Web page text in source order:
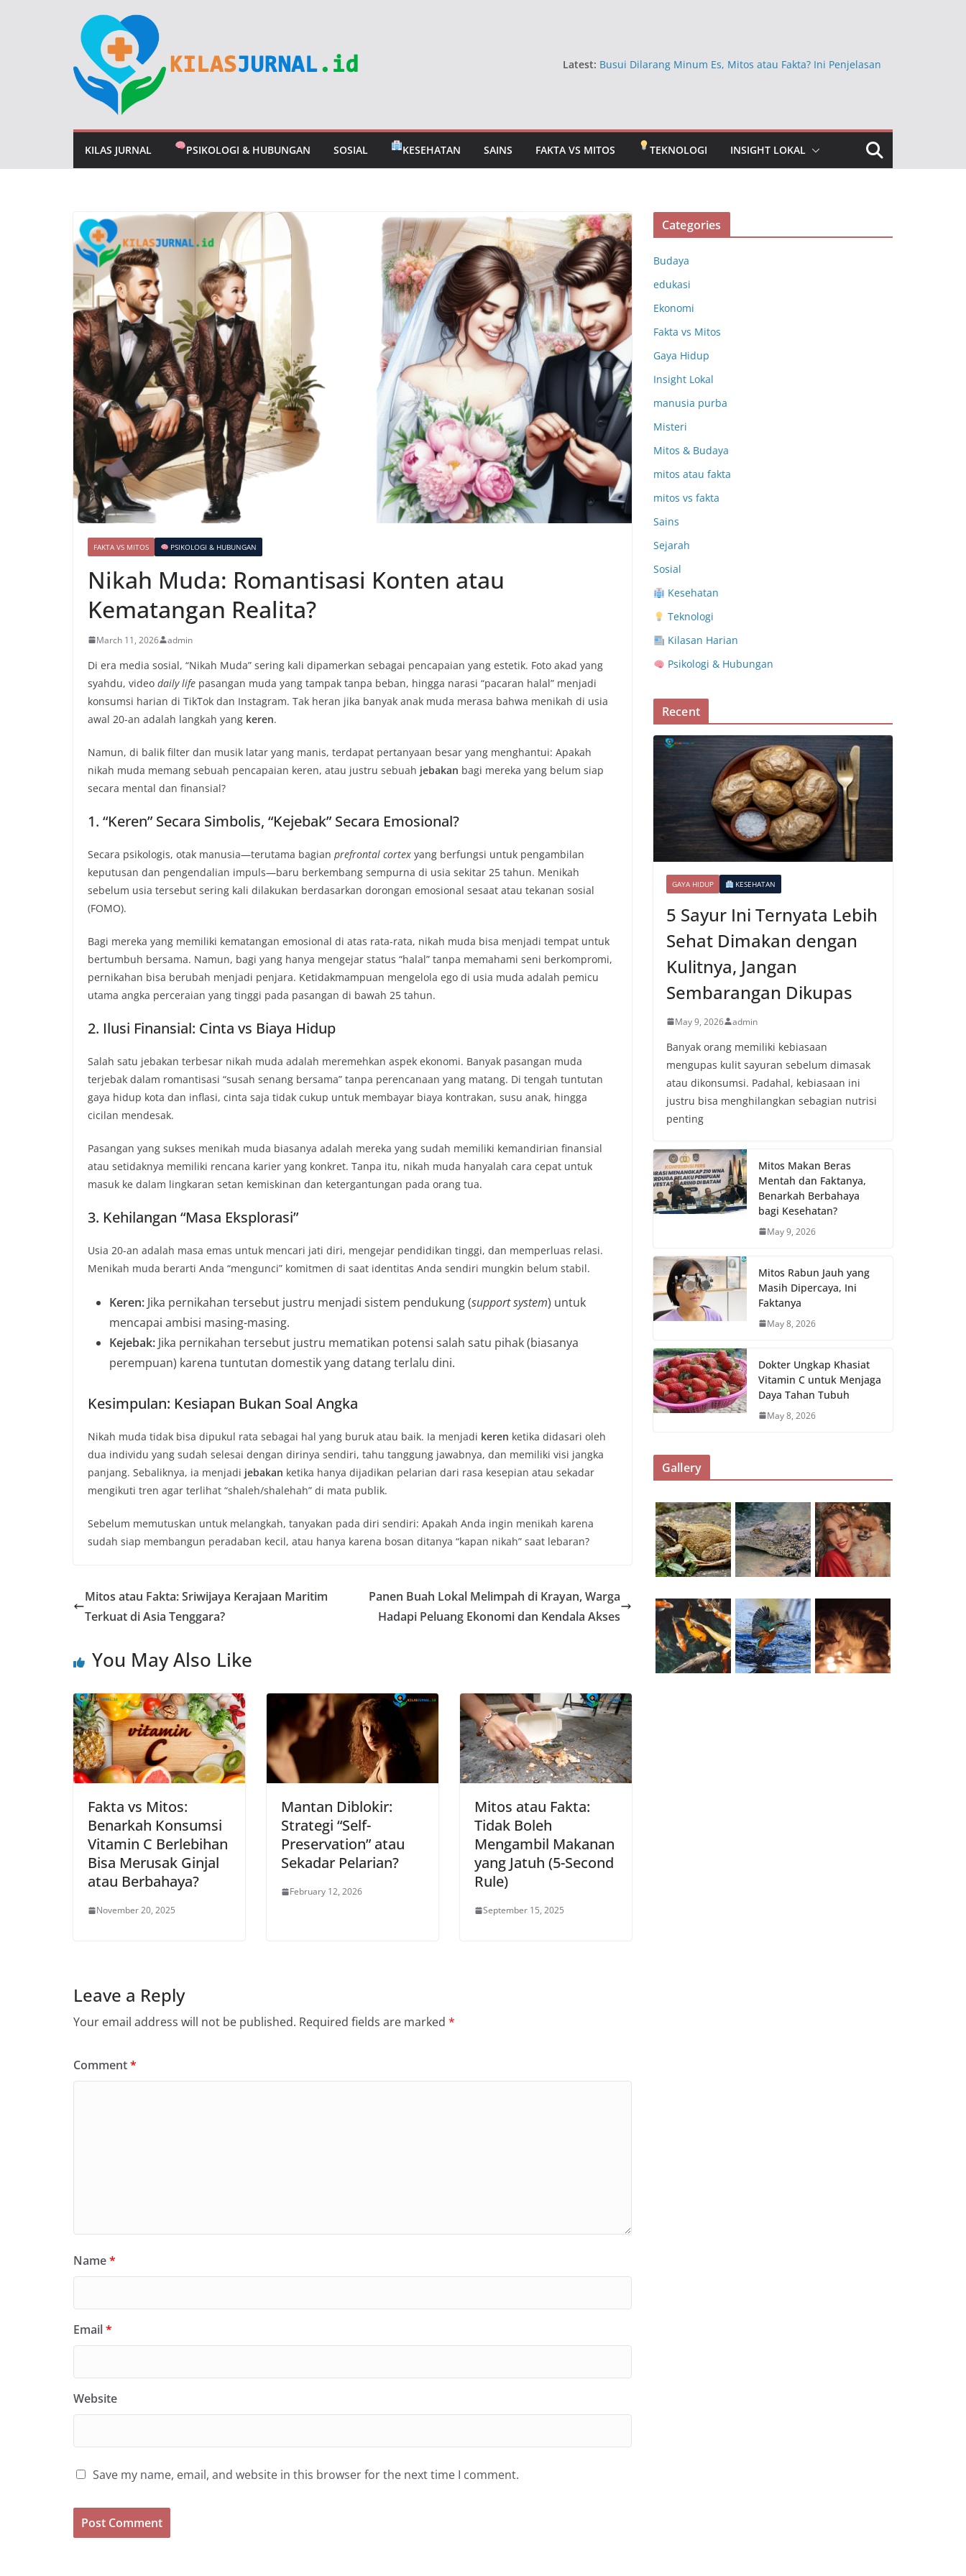
Latest: Busui Dilarang Minum Es, Mitos atau Fakta? Ini Penjelasan
Berbahaya bagi Kesehatan?
Mitos Rabun Jauh yang Masih Dipercaya, Ini Faktanya
Dokter Ungkap Khasiat Vitamin C untuk Menjaga Daya
KILAS JURNAL PSIKOLOGI & HUBUNGAN SOSIAL KESEHATAN SAINS FAKTA VS MITOS TEKNOLOGI INSIGHT LOKAL
FAKTA VS MITOS PSIKOLOGI & HUBUNGAN
Nikah Muda: Romantisasi Konten atau
Kematangan Realita?
March 11, 2026 admin
Di era media sosial, “Nikah Muda” sering kali dipamerkan sebagai pencapaian yang estetik. Foto akad yang
syahdu, video daily life pasangan muda yang tampak tanpa beban, hingga narasi “pacaran halal” menjadi
konsumsi harian di TikTok dan Instagram. Tak heran jika banyak anak muda merasa bahwa menikah di usia
awal 20-an adalah langkah yang keren.
Namun, di balik filter dan musik latar yang manis, terdapat pertanyaan besar yang menghantui: Apakah
nikah muda memang sebuah pencapaian keren, atau justru sebuah jebakan bagi mereka yang belum siap
secara mental dan finansial?
1. “Keren” Secara Simbolis, “Kejebak” Secara Emosional?
Secara psikologis, otak manusia—terutama bagian prefrontal cortex yang berfungsi untuk pengambilan
keputusan dan pengendalian impuls—baru berkembang sempurna di usia sekitar 25 tahun. Menikah
sebelum usia tersebut sering kali dilakukan berdasarkan dorongan emosional sesaat atau tekanan sosial
(FOMO).
Bagi mereka yang memiliki kematangan emosional di atas rata-rata, nikah muda bisa menjadi tempat untuk
bertumbuh bersama. Namun, bagi yang hanya mengejar status “halal” tanpa memahami seni berkompromi,
pernikahan bisa berubah menjadi penjara. Ketidakmampuan mengelola ego di usia muda adalah pemicu
utama angka perceraian yang tinggi pada pasangan di bawah 25 tahun.
2. Ilusi Finansial: Cinta vs Biaya Hidup
Salah satu jebakan terbesar nikah muda adalah meremehkan aspek ekonomi. Banyak pasangan muda
terjebak dalam romantisasi “susah senang bersama” tanpa perencanaan yang matang. Di tengah tuntutan
gaya hidup kota dan inflasi, cinta saja tidak cukup untuk membayar biaya kontrakan, susu anak, hingga
cicilan mendesak.
Pasangan yang sukses menikah muda biasanya adalah mereka yang sudah memiliki kemandirian finansial
atau setidaknya memiliki rencana karier yang konkret. Tanpa itu, nikah muda hanyalah cara cepat untuk
masuk ke dalam lingkaran setan kemiskinan dan ketergantungan pada orang tua.
3. Kehilangan “Masa Eksplorasi”
Usia 20-an adalah masa emas untuk mencari jati diri, mengejar pendidikan tinggi, dan memperluas relasi.
Menikah muda berarti Anda “mengunci” komitmen di saat identitas Anda sendiri mungkin belum stabil.
Keren: Jika pernikahan tersebut justru menjadi sistem pendukung (support system) untuk
mencapai ambisi masing-masing.
Kejebak: Jika pernikahan tersebut justru mematikan potensi salah satu pihak (biasanya
perempuan) karena tuntutan domestik yang datang terlalu dini.
Kesimpulan: Kesiapan Bukan Soal Angka
Nikah muda tidak bisa dipukul rata sebagai hal yang buruk atau baik. Ia menjadi keren ketika didasari oleh
dua individu yang sudah selesai dengan dirinya sendiri, tahu tanggung jawabnya, dan memiliki visi jangka
panjang. Sebaliknya, ia menjadi jebakan ketika hanya dijadikan pelarian dari rasa kesepian atau sekadar
mengikuti tren agar terlihat “shaleh/shalehah” di mata publik.
Sebelum memutuskan untuk melangkah, tanyakan pada diri sendiri: Apakah Anda ingin menikah karena
sudah siap membangun peradaban kecil, atau hanya karena bosan ditanya “kapan nikah” saat lebaran?
Mitos atau Fakta: Sriwijaya Kerajaan Maritim
Terkuat di Asia Tenggara?
Panen Buah Lokal Melimpah di Krayan, Warga
Hadapi Peluang Ekonomi dan Kendala Akses
You May Also Like
Fakta vs Mitos:
Benarkah Konsumsi
Vitamin C Berlebihan
Bisa Merusak Ginjal
atau Berbahaya?
November 20, 2025
Mantan Diblokir:
Strategi “Self-
Preservation” atau
Sekadar Pelarian?
February 12, 2026
Mitos atau Fakta:
Tidak Boleh
Mengambil Makanan
yang Jatuh (5-Second
Rule)
September 15, 2025
Leave a Reply
Your email address will not be published. Required fields are marked *
Comment*
Name*
Email*
Website
Save my name, email, and website in this browser for the next time I comment.
Categories
Budaya
edukasi
Ekonomi
Fakta vs Mitos
Gaya Hidup
Insight Lokal
manusia purba
Misteri
Mitos & Budaya
mitos atau fakta
mitos vs fakta
Sains
Sejarah
Sosial
Kesehatan
Teknologi
Kilasan Harian
Psikologi & Hubungan
Recent
GAYA HIDUP KESEHATAN
5 Sayur Ini Ternyata Lebih
Sehat Dimakan dengan
Kulitnya, Jangan
Sembarangan Dikupas
May 9, 2026 admin
Banyak orang memiliki kebiasaan
mengupas kulit sayuran sebelum dimasak
atau dikonsumsi. Padahal, kebiasaan ini
justru bisa menghilangkan sebagian nutrisi
penting
Mitos Makan Beras
Mentah dan Faktanya,
Benarkah Berbahaya
bagi Kesehatan?
May 9, 2026
Mitos Rabun Jauh yang
Masih Dipercaya, Ini
Faktanya
May 8, 2026
Dokter Ungkap Khasiat
Vitamin C untuk Menjaga
Daya Tahan Tubuh
May 8, 2026
Gallery